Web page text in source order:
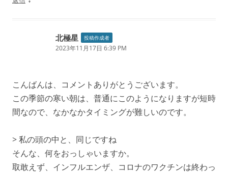
北極星 投稿作成者
2023年11月17日 6:39 PM
こんばんは、コメントありがとうございます。
この季節の寒い朝は、普通にこのようになりますが短時
間なので、なかなかタイミングが難しいのです。
> 私の頭の中と、同じですね
そんな、何をおっしゃいますか。
取敢えず、インフルエンザ、コロナのワクチンは終わっ